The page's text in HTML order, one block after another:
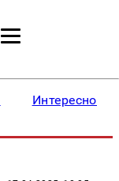
Интересное